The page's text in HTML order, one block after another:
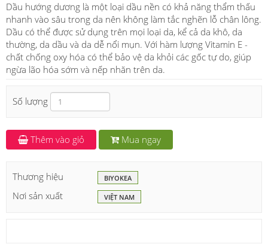
Dầu hướng dương là một loại dầu nền có khả năng thẩm thấu
nhanh vào sâu trong da nên không làm tắc nghẽn lỗ chân lông.
Dầu có thể được sử dụng trên mọi loại da, kể cả da khô, da
thường, da dầu và da dễ nổi mụn. Với hàm lượng Vitamin E -
chất chống oxy hóa có thể bảo vệ da khỏi các gốc tự do, giúp
ngừa lão hóa sớm và nếp nhăn trên da.
Số lượng
Thêm vào giỏ Mua ngay
Thương hiệu BIYOKEA
Nơi sản xuất VIỆT NAM